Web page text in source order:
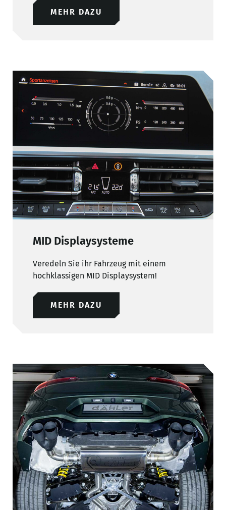
MEHR DAZU
MID Displaysysteme
Veredeln Sie ihr Fahrzeug mit einem
hochklassigen MID Displaysystem!
MEHR DAZU